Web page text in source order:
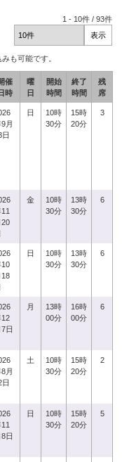
1 - 10件 /93件
も可能です。
催
時
曜
日
開始
時間
終了
時間
残
席
月
日
日
10時
30分
15時
20分
3
20
金
10時
30分
13時
30分
6
10
18
日
10時
30分
13時
30分
6
12
7日
月
13時
00分
16時
00分
6
月
日
土
10時
30分
15時
20分
2
8日
日
10時
30分
15時
20分
5